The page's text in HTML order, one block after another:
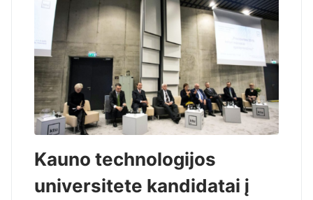
Kauno technologijos
universitete kandidatai į